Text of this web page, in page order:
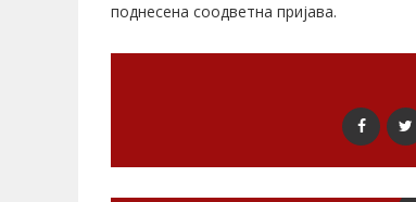
поднесена соодветна пријава.